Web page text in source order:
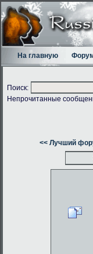
На главную
Поиск:
Непрочитанные
<< Лучший